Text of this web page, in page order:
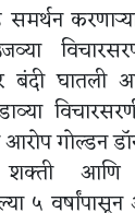
बंदी
गोल्डन
आणि
५